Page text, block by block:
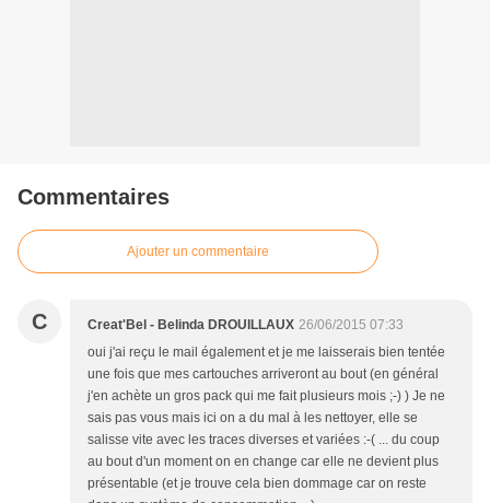
Commentaires
Ajouter un commentaire
C Creat'Bel - Belinda DROUILLAUX 26/06/2015 07:33
oui j'ai reçu le mail également et je me laisserais bien tentée
une fois que mes cartouches arriveront au bout (en général
j'en achète un gros pack qui me fait plusieurs mois ;-) ) Je ne
sais pas vous mais ici on a du mal à les nettoyer, elle se
salisse vite avec les traces diverses et variées :-( ... du coup
au bout d'un moment on en change car elle ne devient plus
présentable (et je trouve cela bien dommage car on reste